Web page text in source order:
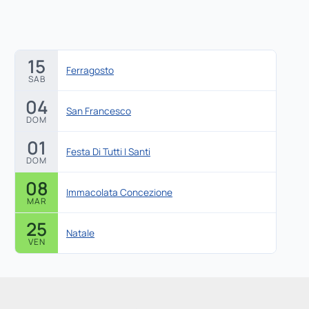
15
SAB
Ferragosto
04
DOM
San Francesco
01
DOM
Festa Di Tutti I Santi
08
MAR
Immacolata Concezione
25
VEN
Natale